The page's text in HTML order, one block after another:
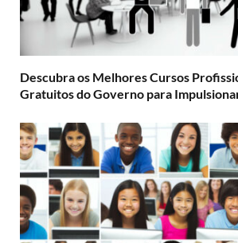
Descubra os Melhores Cursos
Gratuitos do Governo para